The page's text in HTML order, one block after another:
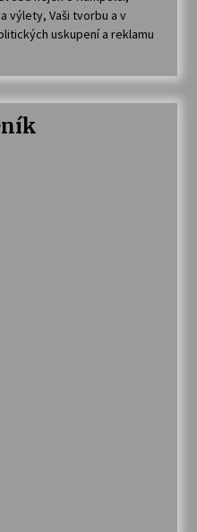
výlety, Vaši tvorbu a v
uskupení a reklamu